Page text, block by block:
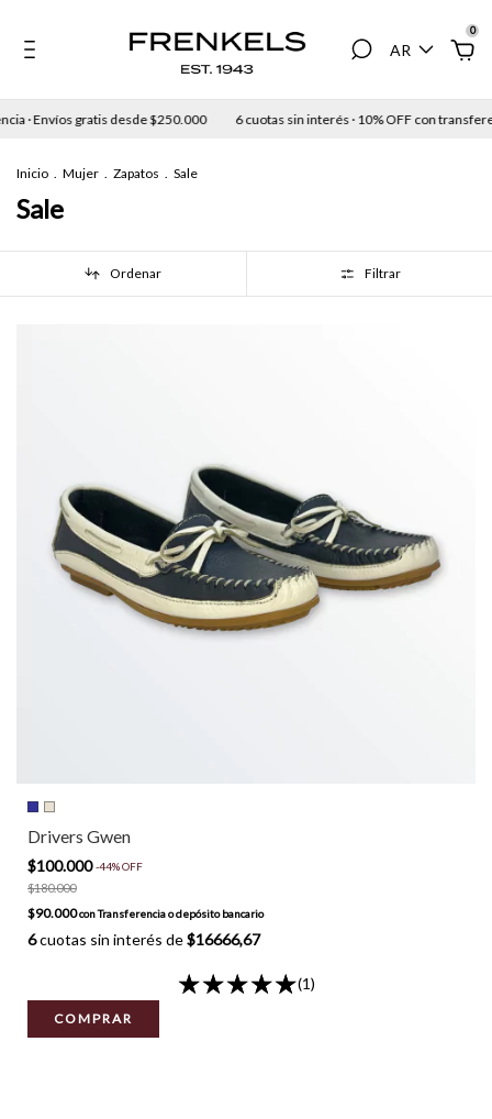
AR
0
gratis desde $250.000 6 cuotas sin interés · 10% OFF con transferencia ·
Inicio . Mujer . Zapatos . Sale
Sale
Ordenar Filtrar
Drivers Gwen
$100.000-44%OFF
$180.000
$90.000conTransferencia o depósito bancario
6cuotas sin interés de$16666,67
(1)
COMPRAR